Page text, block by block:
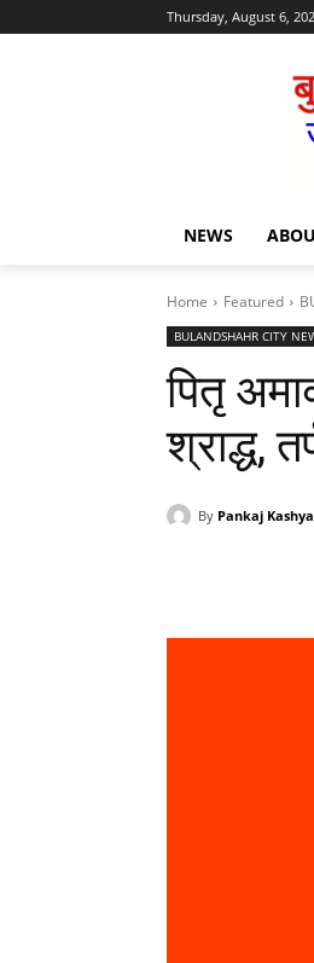
Thursday, August 6,
NEWS
Home Featured
BULANDSHAHR CITY
पितृ
श्राद्ध,
By Pankaj